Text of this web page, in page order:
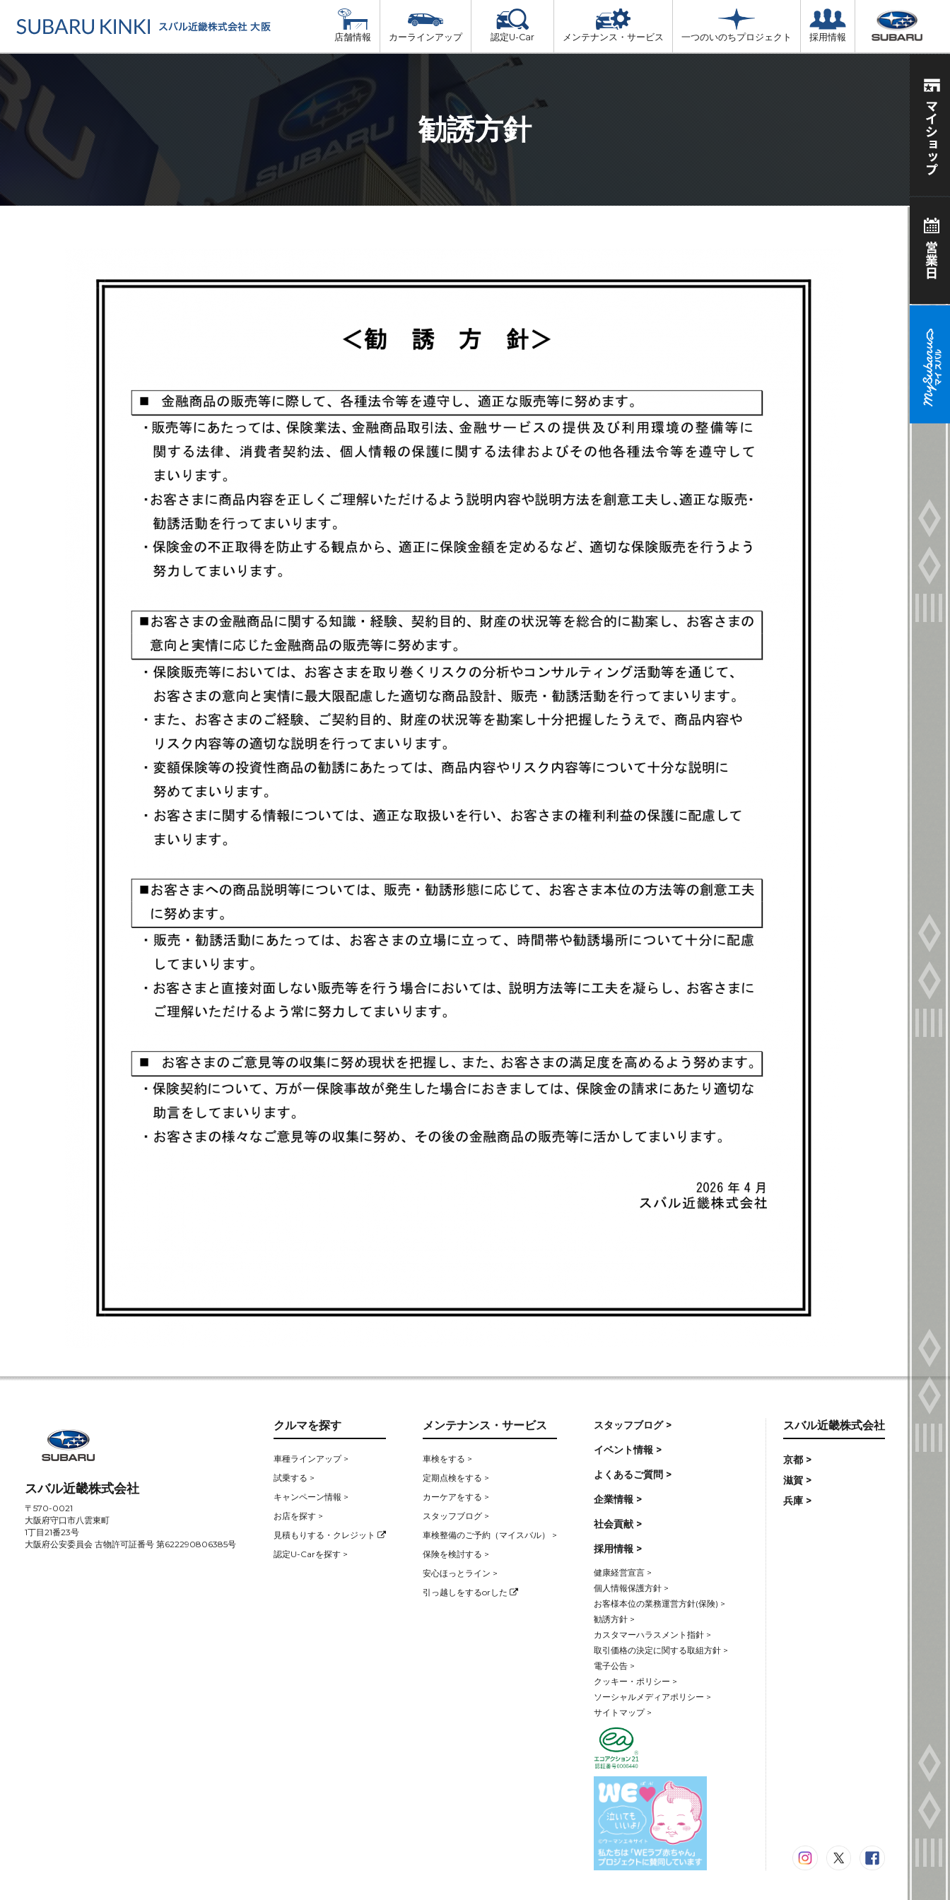
店舗情報
店舗情報 店舗一覧
地域でさがす
地図でさがす
試乗車でさがす
大阪府北部
大阪府市内
大阪府南部
カーラインアップ
カーラインアップ
カーラインアップ一覧
乗用車
軽自動車
認定U-Car メンテナンス・サービス
メンテナンス・サービス
メンテナンス・サービストップ
車検・定期点検をする
カーケアをする
車検（法定24か月点検）
法定 12ヶ月 点検
6ヶ月ごとの セーフティ チェック
車検 3ヶ月前 無料診断
一つのいのちプロジェクト 採用情報
勧誘方針
スバル近畿株式会社
〒570-0021
大阪府守口市八雲東町
1丁目21番23号
大阪府公安委員会 古物許可証番号 第622290806385号
クルマを探す
車種ラインアップ >
試乗する >
キャンペーン情報 >
お店を探す >
見積もりする・クレジット
認定U-Carを探す >
メンテナンス・サービス
車検をする >
定期点検をする >
カーケアをする >
スタッフブログ >
車検整備のご予約（マイスバル） >
保険を検討する >
安心ほっとライン >
引っ越しをするorした
スタッフブログ >
イベント情報 >
よくあるご質問 >
企業情報 >
社会貢献 >
採用情報 >
健康経営宣言 >
個人情報保護方針 >
お客様本位の業務運営方針(保険) >
勧誘方針 >
カスタマーハラスメント指針 >
取引価格の決定に関する取組方針 >
電子公告 >
クッキー・ポリシー >
ソーシャルメディアポリシー >
サイトマップ >
スバル近畿株式会社
京都 >
滋賀 >
兵庫 >